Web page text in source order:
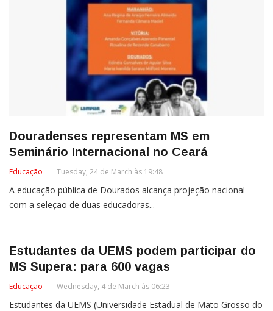
Douradenses representam MS em
Seminário Internacional no Ceará
Educação Tuesday, 24 de March às 19:48
A educação pública de Dourados alcança projeção nacional
com a seleção de duas educadoras...
Estudantes da UEMS podem participar do
MS Supera: para 600 vagas
Educação Wednesday, 4 de March às 06:23
Estudantes da UEMS (Universidade Estadual de Mato Grosso do